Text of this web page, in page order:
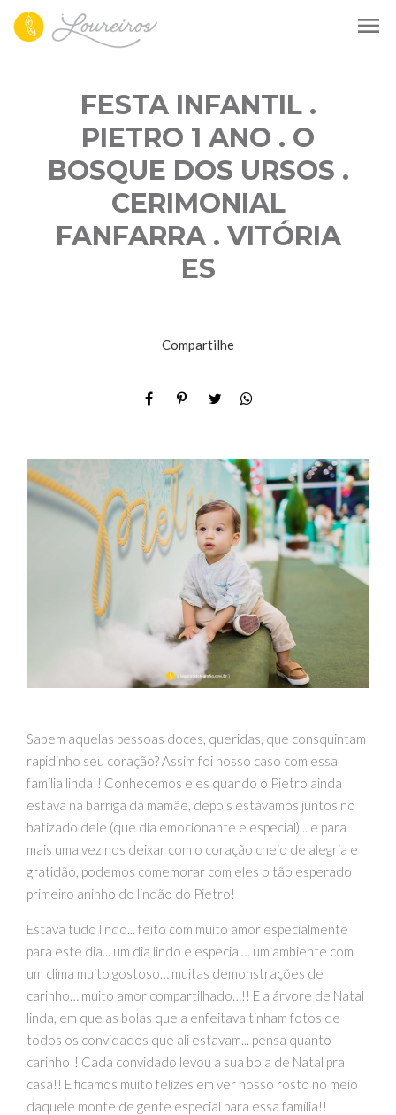
menu
FESTA INFANTIL .
PIETRO 1 ANO . O
BOSQUE DOS URSOS .
CERIMONIAL
FANFARRA . VITÓRIA
ES
Compartilhe
Sabem aquelas pessoas doces, queridas, que consquintam
rapidinho seu coração? Assim foi nosso caso com essa
família linda!! Conhecemos eles quando o Pietro ainda
estava na barriga da mamãe, depois estávamos juntos no
batizado dele (que dia emocionante e especial)... e para
mais uma vez nos deixar com o coração cheio de alegria e
gratidão, podemos comemorar com eles o tão esperado
primeiro aninho do lindão do Pietro!
Estava tudo lindo... feito com muito amor especialmente
para este dia... um dia lindo e especial… um ambiente com
um clima muito gostoso… muitas demonstrações de
carinho… muito amor compartilhado…!! E a árvore de Natal
linda, em que as bolas que a enfeitava tinham fotos de
todos os convidados que ali estavam... pensa quanto
carinho!! Cada convidado levou a sua bola de Natal pra
casa!! E ficamos muito felizes em ver nosso rosto no meio
daquele monte de gente especial para essa família!!